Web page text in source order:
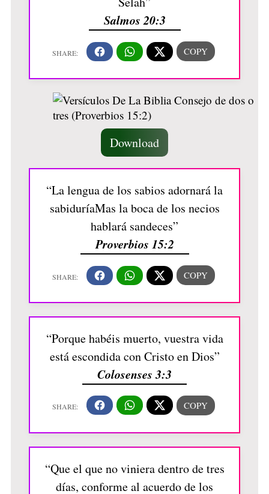
Salmos 20:3
Download
“La lengua de los sabios adornará la
sabiduríaMas la boca de los necios
hablará sandeces”
Proverbios 15:2
“Porque habéis muerto, vuestra vida
está escondida con Cristo en Dios”
Colosenses 3:3
“Que el que no viniera dentro de tres
días, conforme al acuerdo de los